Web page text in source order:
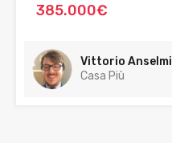
385.000€
Vittorio Anselmi
Casa Più